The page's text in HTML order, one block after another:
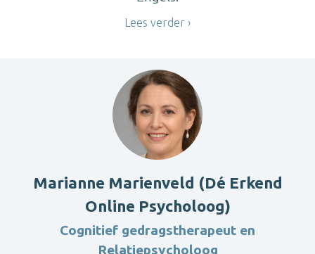
Lees verder
Marianne Marienveld (Dé Erkend
Online Psycholoog)
Cognitief gedragstherapeut en
Relatiepsycholoog